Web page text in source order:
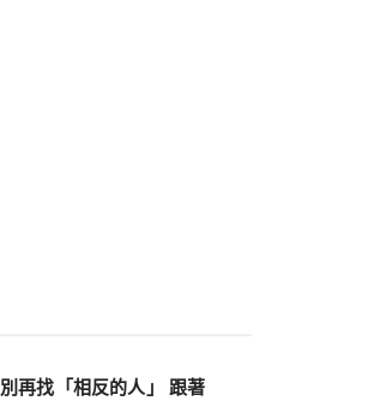
別再找「相反的人」 跟著